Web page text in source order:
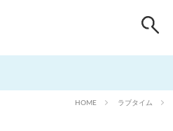
HOME ラブタイム